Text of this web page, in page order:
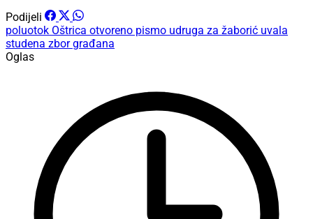
Podijeli
poluotok Oštrica otvoreno pismo udruga za žaborić uvala
studena zbor građana
Oglas